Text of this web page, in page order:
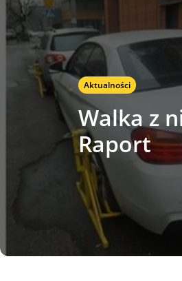
Aktualności
Walka z
Raport